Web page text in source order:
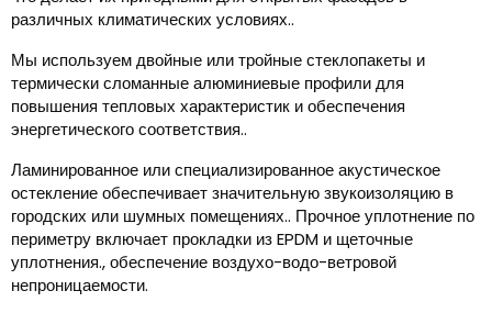
различных климатических условиях..
Мы используем двойные или тройные стеклопакеты и
термически сломанные алюминиевые профили для
повышения тепловых характеристик и обеспечения
энергетического соответствия..
Ламинированное или специализированное акустическое
остекление обеспечивает значительную звукоизоляцию в
городских или шумных помещениях.. Прочное уплотнение по
периметру включает прокладки из EPDM и щеточные
уплотнения., обеспечение воздухо-водо-ветровой
непроницаемости.